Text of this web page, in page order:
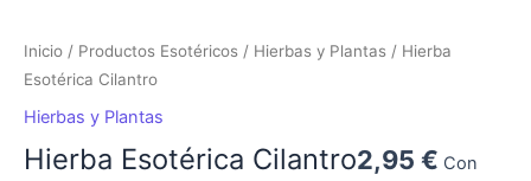
Inicio / Productos Esotéricos / Hierbas y Plantas / Hierba
Esotérica Cilantro
Hierbas y Plantas
Hierba Esotérica Cilantro2,95 € Con